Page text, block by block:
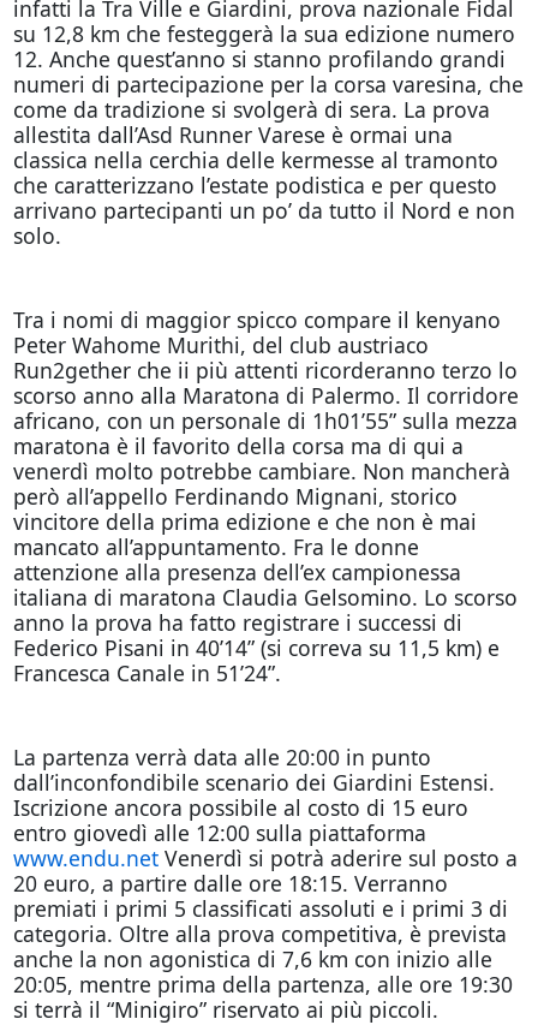
infatti la Tra Ville e Giardini, prova nazionale Fidal
su 12,8 km che festeggerà la sua edizione numero
12. Anche quest’anno si stanno profilando grandi
numeri di partecipazione per la corsa varesina, che
come da tradizione si svolgerà di sera. La prova
allestita dall’Asd Runner Varese è ormai una
classica nella cerchia delle kermesse al tramonto
che caratterizzano l’estate podistica e per questo
arrivano partecipanti un po’ da tutto il Nord e non
solo.
Tra i nomi di maggior spicco compare il kenyano
Peter Wahome Murithi, del club austriaco
Run2gether che ii più attenti ricorderanno terzo lo
scorso anno alla Maratona di Palermo. Il corridore
africano, con un personale di 1h01’55” sulla mezza
maratona è il favorito della corsa ma di qui a
venerdì molto potrebbe cambiare. Non mancherà
però all’appello Ferdinando Mignani, storico
vincitore della prima edizione e che non è mai
mancato all’appuntamento. Fra le donne
attenzione alla presenza dell’ex campionessa
italiana di maratona Claudia Gelsomino. Lo scorso
anno la prova ha fatto registrare i successi di
Federico Pisani in 40’14” (si correva su 11,5 km) e
Francesca Canale in 51’24”.
La partenza verrà data alle 20:00 in punto
dall’inconfondibile scenario dei Giardini Estensi.
Iscrizione ancora possibile al costo di 15 euro
entro giovedì alle 12:00 sulla piattaforma
www.endu.netVenerdì si potrà aderire sul posto a
20 euro, a partire dalle ore 18:15. Verranno
premiati i primi 5 classificati assoluti e i primi 3 di
categoria. Oltre alla prova competitiva, è prevista
anche la non agonistica di 7,6 km con inizio alle
20:05, mentre prima della partenza, alle ore 19:30
si terrà il “Minigiro” riservato ai più piccoli.